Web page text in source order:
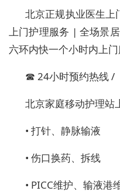
北京正规执业医生
上门护理服务 | 全场景
六环内快一个小时内上
☎ 24小时预约热线 /
北京家庭移动护理站
• 打针、静脉输液
• 伤口换药、拆线
• PICC维护、输液港